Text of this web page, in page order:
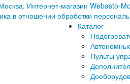
. Интернет-магазин Webasto-
в отношении обработки
Каталог
Пульты